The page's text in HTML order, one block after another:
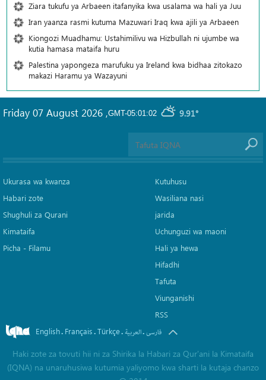
Ziara tukufu ya Arbaeen itafanyika kwa usalama wa hali ya Juu
Iran yaanza rasmi kutuma Mazuwari Iraq kwa ajili ya Arbaeen
Kiongozi Muadhamu: Ustahimilivu wa Hizbullah ni ujumbe wa
kutia hamasa mataifa huru
Palestina yapongeza marufuku ya Ireland kwa bidhaa zitokazo
makazi Haramu ya Wazayuni
GMT-05:01:02 9.91°
Friday 07 August 2026 ,
Ukurasa wa kwanza
Habari zote
Shughuli za Qurani
Kimataifa
Picha‎ - Filamu‎
Kutuhusu
Wasiliana nasi
jarida
Uchunguzi wa maoni
Hali ya hewa
Hifadhi
Tafuta
Viunganishi
RSS
English. Français.Türkçe. العربیة.فارسی
Haki zote za tovuti hii ni za Shirika la Habari za Qur'ani la Kimataifa
(IQNA) na unaruhusiwa kutumia yaliyomo kwa sharti la kutaja chanzo